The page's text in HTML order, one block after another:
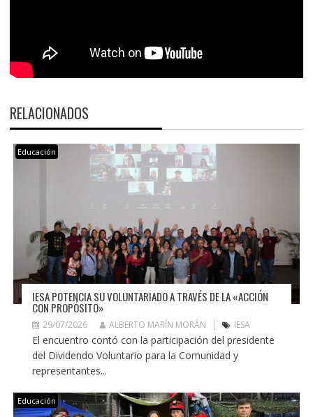
RELACIONADOS
Educación
IESA POTENCIA SU VOLUNTARIADO A TRAVÉS DE LA «ACCIÓN
CON PROPÓSITO»
29/07/2026 ALBERTO MARÍN MORÁN IESA
El encuentro contó con la participación del presidente
del Dividendo Voluntario para la Comunidad y
representantes...
Educación